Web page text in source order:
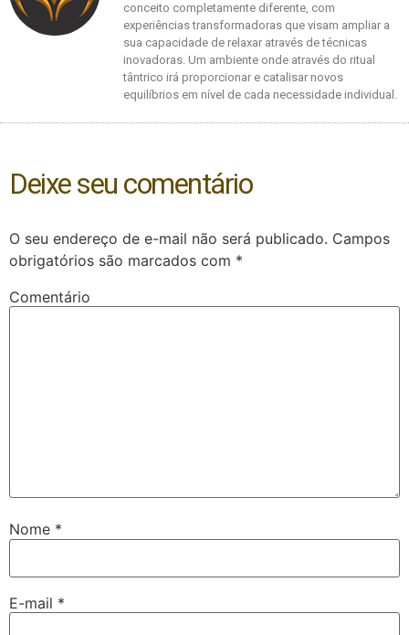
conceito completamente diferente, com
experiências transformadoras que visam ampliar a
sua capacidade de relaxar através de técnicas
inovadoras. Um ambiente onde através do ritual
tântrico irá proporcionar e catalisar novos
equilíbrios em nível de cada necessidade individual.
Deixe seu comentário
O seu endereço de e-mail não será publicado. Campos
obrigatórios são marcados com *
Comentário
Nome *
E-mail *